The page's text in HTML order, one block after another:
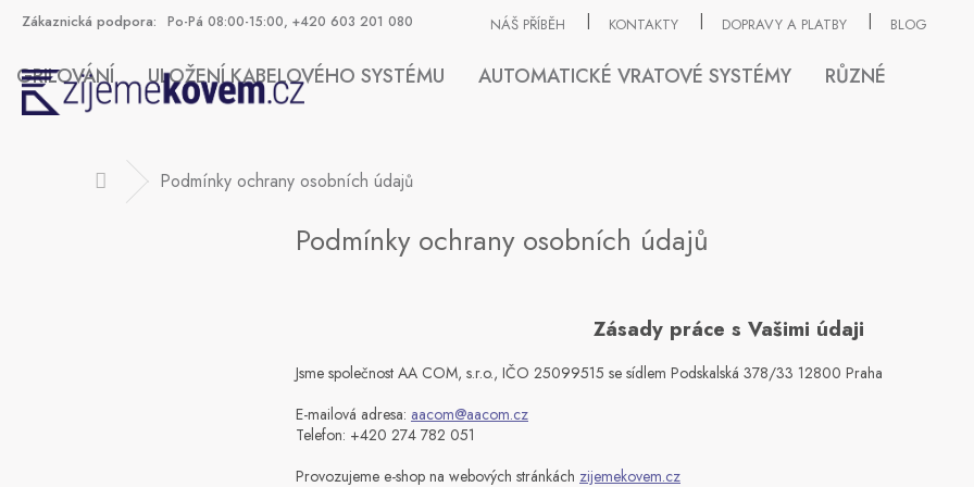
Po-Pá 08:00-15:00, +420 603 201 080 NÁŠ PŘÍBĚH KONTAKTY DOPRAVY A PLATBY BLOG
HLEDAT
GRILOVÁNÍ ULOŽENÍ KABELOVÉHO SYSTÉMU AUTOMATICKÉ VRATOVÉ SYSTÉMY RŮZNÉ
Domů Podmínky ochrany osobních údajů
Podmínky ochrany osobních údajů
Zásady práce s Vašimi údaji
Jsme společnost AA COM, s.r.o., IČO 25099515 se sídlem Podskalská 378/33 12800 Praha
E-mailová adresa: aacom@aacom.cz
Telefon: +420 274 782 051
Provozujeme e-shop na webových stránkách zijemekovem.cz